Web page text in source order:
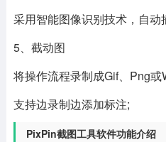
采用智能图像识别技术，自动
5、截动图
将操作流程录制成Gif、Png或
支持边录制边添加标注;
PixPin截图工具软件功能介绍